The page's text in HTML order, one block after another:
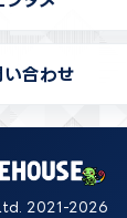
い合わせ
2021-2026
ルド～vol．1